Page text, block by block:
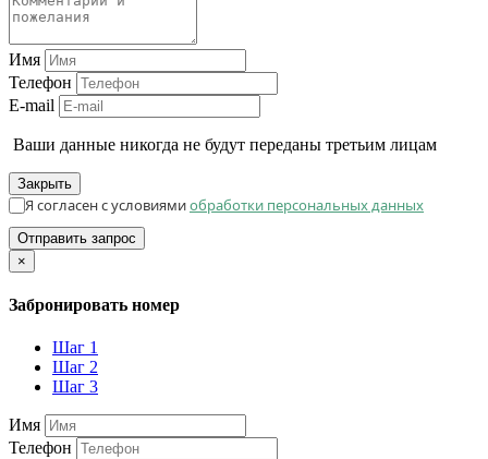
Имя
Телефон
E-mail
Ваши данные никогда не будут переданы третьим лицам
Закрыть
Я согласен с условиямиобработки персональных данных
Отправить запрос
×
Забронировать номер
Шаг 1
Шаг 2
Шаг 3
Имя
Телефон